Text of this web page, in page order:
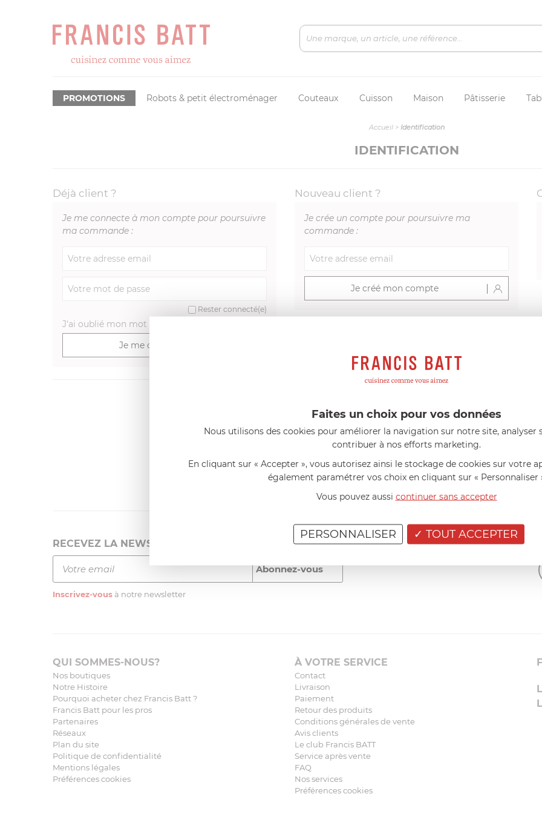
Robots & petit électroménager Couteaux Cuisson Maison Pâtisserie
PROMOTIONS
Accueil> Identification
IDENTIFICATION
Déjà client ?
Je me connecte à mon compte pour poursuivre
ma commande :
Rester connecté(e)
J'ai oublié mon mot de passe
Je me connecte
Nouveau client ?
Je crée un compte pour poursuivre ma
commande :
Je créé mon compte
Derniers avis produits
Emmanuel 56 ans le 23/06/2026 à 12:04
Casserole mini 9 cm Castelpro 5 ply poignée
«Nous sommes dans un produit de haute
qualité. Cette casserole est parfaite pour
l'élaboration des sauces et vient complé...»
Florence 63 ans le 23/06/2026 à
Couteau complet avec lame, joint
pour le robot cuiseur Cook Expert
«Je suis satisfaite du couteau
L'écrou est un peu dur au début
fait. La livraison a été très rapide.
RECEVEZ LA NEWSLETTER
Inscrivez-vous à notre newsletter
QUI SOMMES-NOUS?
Nos boutiques
Notre Histoire
Pourquoi acheter chez Francis Batt ?
Francis Batt pour les pros
Partenaires
Réseaux
Plan du site
Politique de confidentialité
Mentions légales
Préférences cookies
À VOTRE SERVICE
Contact
Livraison
Paiement
Retour des produits
Conditions générales de vente
Avis clients
Le club Francis BATT
Service après vente
FAQ
Nos services
Préférences cookies
Faites un choix pour vos données
Nous utilisons des cookies pour améliorer la navigation sur notre site, analyser
contribuer à nos efforts marketing.
En cliquant sur « Accepter », vous autorisez ainsi le stockage de cookies sur votre
également paramétrer vos choix en cliquant sur « Personnaliser
Vous pouvez aussi continuer sans accepter
TOUT ACCEPTER
PERSONNALISER